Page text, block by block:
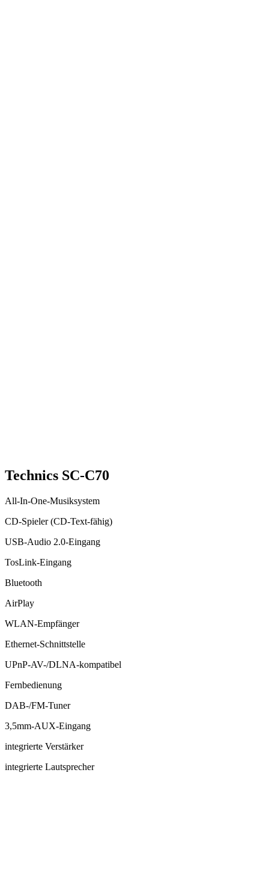
Technics SC-C70
All-In-One-Musiksystem
CD-Spieler (CD-Text-fähig)
USB-Audio 2.0-Eingang
TosLink-Eingang
Bluetooth
AirPlay
WLAN-Empfänger
Ethernet-Schnittstelle
UPnP-AV-/DLNA-kompatibel
Fernbedienung
DAB-/FM-Tuner
3,5mm-AUX-Eingang
integrierte Verstärker
integrierte Lautsprecher